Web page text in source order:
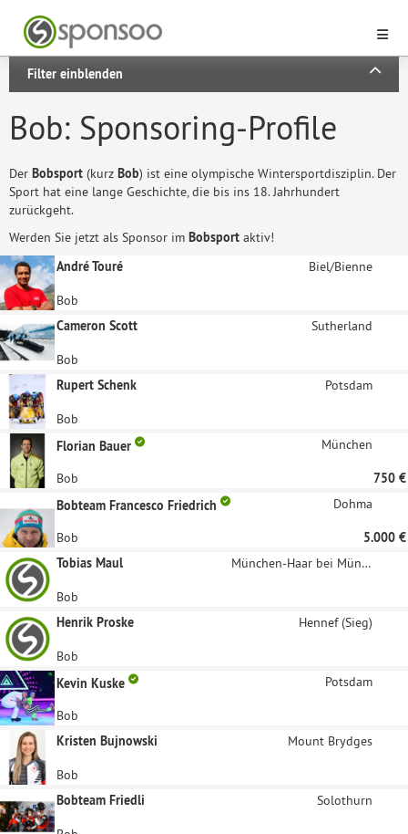
Filter einblenden
Bob: Sponsoring-Profile
Der Bobsport (kurz Bob) ist eine olympische Wintersportdisziplin. Der
Sport hat eine lange Geschichte, die bis ins 18. Jahrhundert
zurückgeht.
Werden Sie jetzt als Sponsor im Bobsport aktiv!
André Touré
Biel/Bienne
Bob
Cameron Scott
Sutherland
Bob
Rupert Schenk
Potsdam
Bob
Florian Bauer
München
Bob
750 €
Bobteam Francesco Friedrich
Dohma
Bob
5.000 €
Tobias Maul
München-Haar bei München
Bob
Henrik Proske
Hennef (Sieg)
Bob
Kevin Kuske
Potsdam
Bob
Kristen Bujnowski
Mount Brydges
Bob
Bobteam Friedli
Solothurn